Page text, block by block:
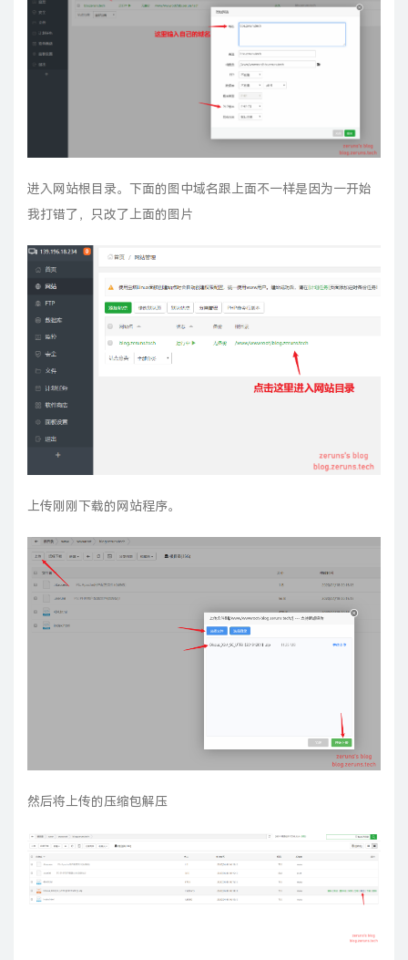
进入网站根目录。下面的图中域名跟上面不一样是因为一开始
我打错了，只改了上面的图片
上传刚刚下载的网站程序。
然后将上传的压缩包解压